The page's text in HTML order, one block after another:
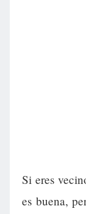
Si eres
es buena,